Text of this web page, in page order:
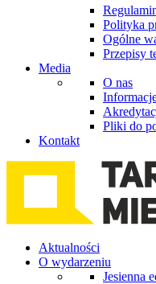
Polityka
Ogólne
Przepisy
Media
O nas
Pliki do
Kontakt
Aktualności
O wydarzeniu
Jesienna